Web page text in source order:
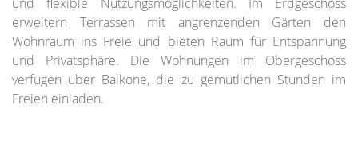
erweitern Terrassen mit angrenzenden Gärten den
Wohnraum ins Freie und bieten Raum für Entspannung
und Privatsphäre. Die Wohnungen im Obergeschoss
verfügen über Balkone, die zu gemütlichen Stunden im
Freien einladen.